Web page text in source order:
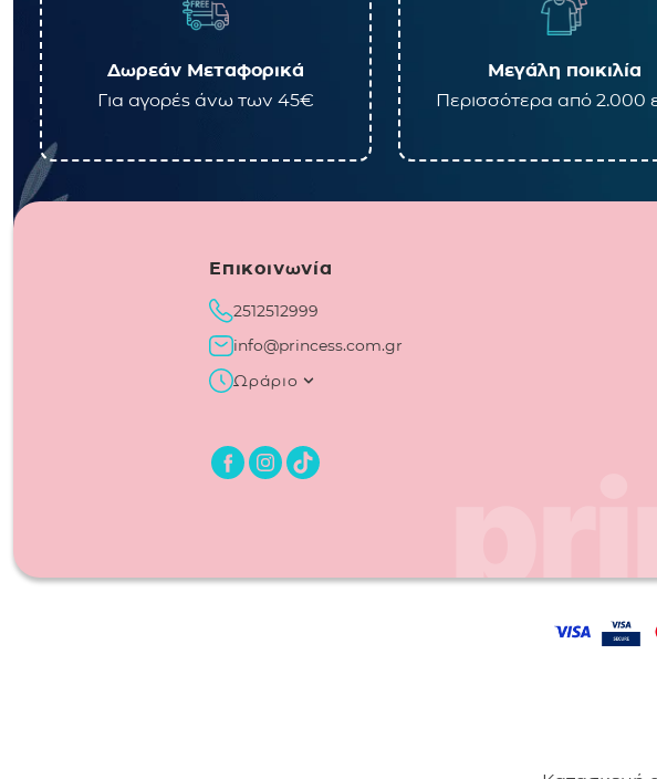
Δωρεάν Μεταφορικά
Για αγορές άνω των 45€
Μεγάλη ποικιλία
Περισσότερα από 2.000
Επικοινωνία
2512512999
info@princess.com.gr
Ωράριο